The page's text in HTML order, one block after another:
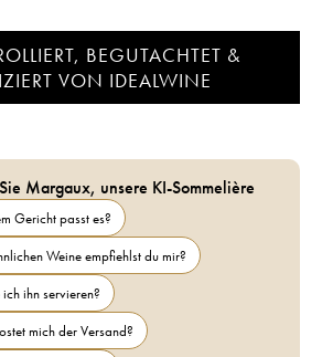
BEGUTACHTET &
VON IDEALWINE
Margaux, unsere KI-Sommelière
Gericht passt es?
Weine empfiehlst du mir?
ihn servieren?
mich der Versand?